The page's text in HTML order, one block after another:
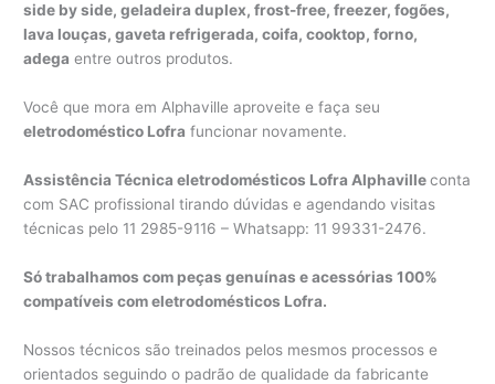
side by side, geladeira duplex, frost-free, freezer, fogões,
lava louças, gaveta refrigerada, coifa, cooktop, forno,
adega entre outros produtos.
Você que mora em Alphaville aproveite e faça seu
eletrodoméstico Lofra funcionar novamente.
Assistência Técnica eletrodomésticos Lofra Alphavilleconta
com SAC profissional tirando dúvidas e agendando visitas
técnicas pelo 11 2985-9116 – Whatsapp: 11 99331-2476.
Só trabalhamos com peças genuínas e acessórias 100%
compatíveis com eletrodomésticos Lofra.
Nossos técnicos são treinados pelos mesmos processos e
orientados seguindo o padrão de qualidade da fabricante